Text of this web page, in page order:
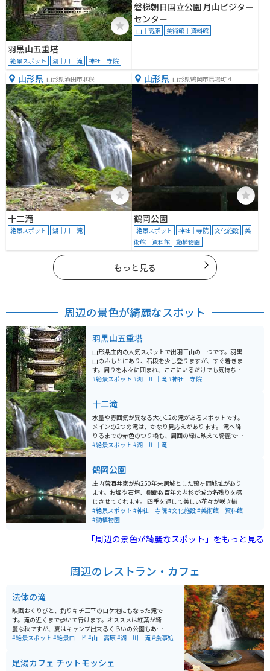
羽黒山五重塔
絶景スポット 湖｜川｜滝 神社｜寺院
磐梯朝日国立公園 月山ビジター
センター
山｜高原 美術館｜資料館
山形県 山形県酒田市北俣
十二滝
絶景スポット 湖｜川｜滝
山形県 山形県鶴岡市馬場町４
鶴岡公園
絶景スポット 神社｜寺院 文化施設
美
術館｜資料館
動植物園
もっと見る
周辺の景色が綺麗なスポット
羽黒山五重塔
山形県庄内の人気スポットで出羽三山の一つです。羽黒
山のふもとにあり、石段を少し登りますが、すぐ着きま
す。周りを木々に囲まれ、ここにいるだけでも気持ちが
楽になります。パワースポットとしても近年人気を集め
#絶景スポット #湖｜川｜滝#神社｜寺院
十二滝
水量や雰囲気が異なる大小12の滝があるスポットです。
メインの2つの滝は、かなり見応えがあります。 滝へ降
りるまでの赤色のつり橋も、周囲の緑に映えて綺麗で
す。駐車場から徒歩5分で滝に着きますが、歩きやすい服
#絶景スポット #湖｜川｜滝
鶴岡公園
庄内藩酒井家が約250年来居城とした鶴ヶ岡城址があり
ます。お堀や石垣、樹齢数百年の老杉が城の名残りを感
じさせてくれます。 四季を通して美しい花々が咲き揃い
「日本さくら名所100選」に選ばれている園内には約71
0本の桜があり、県内でも有数の桜の名所として知られ
作品の舞台にも登場しており、城下町の風情が色濃く残
#絶景スポット #神社｜寺院#文化施設#美術館｜資料館
#動植物園
「周辺の景色が綺麗なスポット」をもっと見る
周辺のレストラン・カフェ
法体の滝
映画おくりびと、釣りキチ三平のロケ地にもなった滝で
す。滝の近くまで歩いて行けます。オススメは紅葉が綺
麗な秋ですが、夏はキャンプ出来るくらいの公園もある
ので楽しめます。アブや虫が多いので虫除けは必須で
す。
#絶景スポット #絶景ロード #山｜高原#湖｜川｜滝#食事処
足湯カフェ チットモッシェ